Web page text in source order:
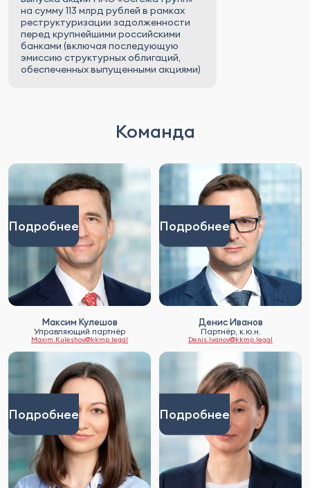
на сумму 113 млрд рублей в рамках
реструктуризации задолженности
перед крупнейшими российскими
банками (включая последующую
эмиссию структурных облигаций,
обеспеченных выпущенными акциями)
Команда
Подробнее
Максим Кулешов
Управляющий партнёр
Maxim.Kuleshov@kkmp.legal
Подробнее
Денис Иванов
Партнёр, к.ю.н.
Denis.Ivanov@kkmp.legal
Подробнее Подробнее